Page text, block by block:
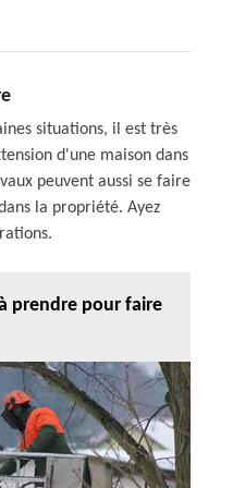
situations, il est très
d'une maison dans
peuvent aussi se faire
la propriété. Ayez
prendre pour faire